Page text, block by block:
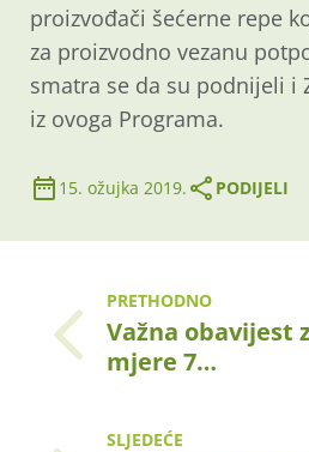
proizvođači šećerne repe
za proizvodno vezanu
smatra se da su podnijeli i
iz ovoga Programa.
15. ožujka 2019. PODIJELI
PRETHODNO
Važna obavijest
mjere 7…
SLJEDEĆE